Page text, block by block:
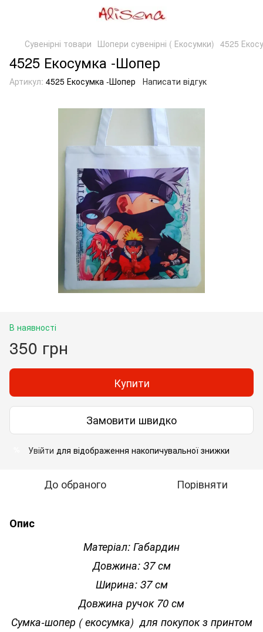
Сувенірні товари Шопери сувенірні ( Екосумки) 4525
4525 Екосумка -Шопер
Артикул: 4525 Екосумка -Шопер Написати відгук
В наявності
350 грн
Купити
Замовити швидко
Увійти для відображення накопичувальної знижки
До обраного Порівняти
Опис
Матеріал: Габардин
Довжина: 37 см
Ширина: 37 см
Довжина ручок 70 см
Сумка-шопер ( екосумка) для покупок з принтом